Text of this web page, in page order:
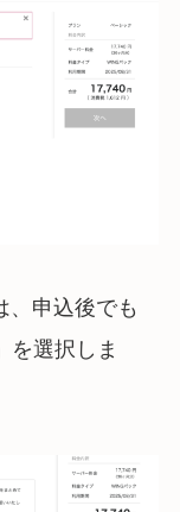
、申込後でも
を選択しま